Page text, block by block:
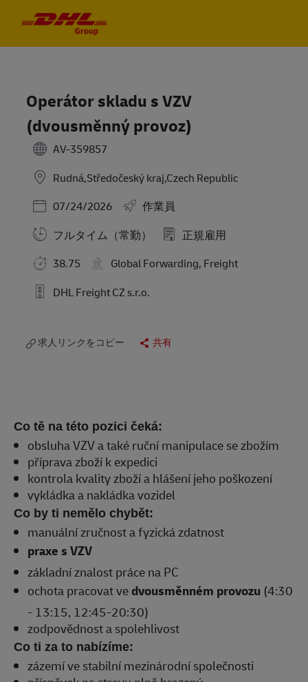
Operátor skladu s VZV
(dvousměnný provoz)
AV-359857
Rudná,Středočeský kraj,Czech Republic
Posted Date
07/24/2026
作業員
フルタイム（常勤）
正規雇用
38.75
Global Forwarding, Freight
DHL Freight CZ s.r.o.
求人リンクをコピー 共有
Co tě na této pozici čeká:
obsluha VZV a také ruční manipulace se zbožím
příprava zboží k expedici
kontrola kvality zboží a hlášení jeho poškození
vykládka a nakládka vozidel
Co by ti nemělo chybět:
manuální zručnost a fyzická zdatnost
praxe s VZV
základní znalost práce na PC
ochota pracovat vedvousměnném provozu (4:30
- 13:15, 12:45-20:30)
zodpovědnost a spolehlivost
Co ti za to nabízíme:
zázemí ve stabilní mezinárodní společnosti